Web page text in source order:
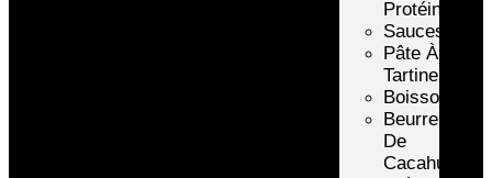
Protéinée
Sauces
Pâte À
Tartiner
Boissons
Beurre
De
Cacahuète